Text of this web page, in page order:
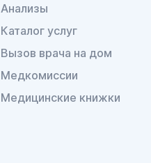
Анализы
Каталог услуг
Вызов врача на дом
Медкомиссии
Медицинские книжки